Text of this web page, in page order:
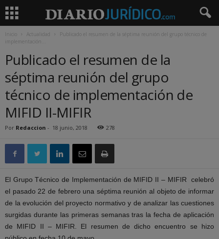
Inicio Actualidad
Publicado el resumen de la séptima reunión del grupo técnico de
implementación...
Publicado el resumen de la
séptima reunión del grupo
técnico de implementación de
MIFID II-MIFIR
Por Redaccion - 18 junio, 2018 278
El Grupo Técnico de Implementación de MIFID II – MIFIR celebró
el pasado 22 de febrero una séptima reunión al objeto de informar
de la evolución del proyecto normativo y de analizar las cuestiones
surgidas durante las primeras semanas tras la fecha de aplicación
de MIFID II – MIFIR. El resumen de dicho encuentro se hizo